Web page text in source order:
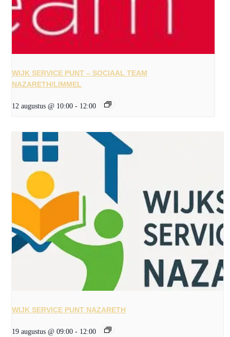
WIJK SERVICE PUNT – SOCIAAL TEAM
NAZARETH/LIMMEL
12 augustus @ 10:00 - 12:00
WIJK SERVICE PUNT NAZARETH
19 augustus @ 09:00 - 12:00